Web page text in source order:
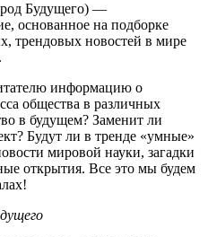
Будущего) —
основанное на подборке
трендовых новостей в мире
информацию о
общества в различных
в будущем? Заменит ли
Будут ли в тренде «умные»
мировой науки, загадки
открытия. Все это мы будем